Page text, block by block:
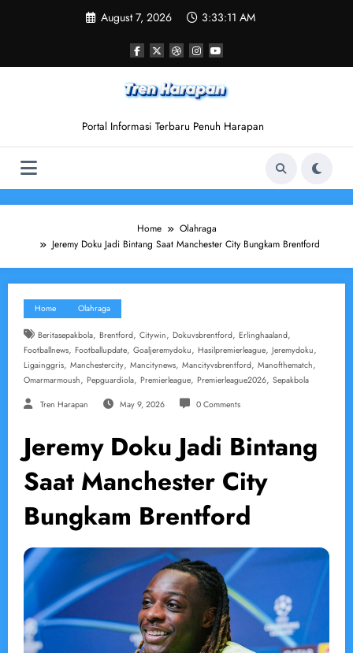
August 7, 2026 3:33:12 AM
Portal Informasi Terbaru Penuh Harapan
Home
Olahraga
Jeremy Doku Jadi Bintang Saat Manchester City Bungkam Brentford
Home Olahraga
Beritasepakbola, Brentford, Citywin, Dokuvsbrentford, Erlinghaaland,
Footballnews, Footballupdate, Goaljeremydoku, Hasilpremierleague, Jeremydoku,
Ligainggris, Manchestercity, Mancitynews, Mancityvsbrentford, Manofthematch,
Omarmarmoush, Pepguardiola, Premierleague, Premierleague2026, Sepakbola
Tren Harapan May 9, 2026 0 Comments
Jeremy Doku Jadi Bintang
Saat Manchester City
Bungkam Brentford